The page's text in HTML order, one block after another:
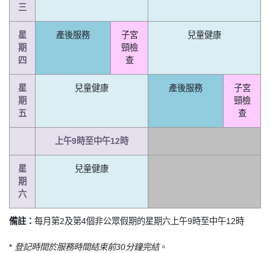
三
星
期
四
產後服務
子宮
頸檢
查
兒童健康
星
期
五
兒童健康 產後服務
子宮
頸檢
查
上午9時至中午12時
星
期
六
兒童健康
備註： 每月第2及第4個非公眾假期的星期六上午9時至中午12時
* 登記時間於服務時間結束前30分鐘完結。